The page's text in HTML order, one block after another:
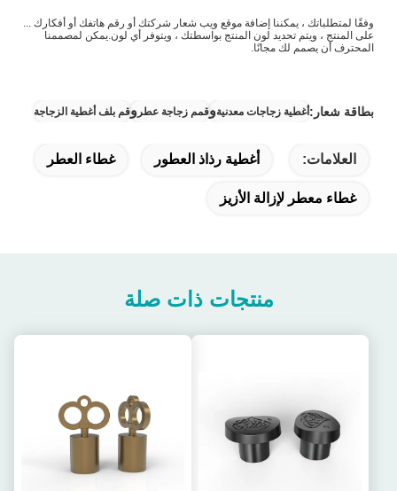
وفقًا لمتطلباتك ، يمكننا إضافة موقع ويب شعار شركتك أو رقم هاتفك أو أفكارك ...
على المنتج ، ويتم تحديد لون المنتج بواسطتك ، ويتوفر أي لون.يمكن لمصممنا
المحترف أن يصمم لك مجانًا.
بطاقة شعار: أغطية زجاجات معدنيةوقمم زجاجة عطر وقم بلف أغطية الزجاجة
العلامات: أغطية رذاذ العطور غطاء العطر
غطاء معطر لإزالة الأزيز
منتجات ذات صلة